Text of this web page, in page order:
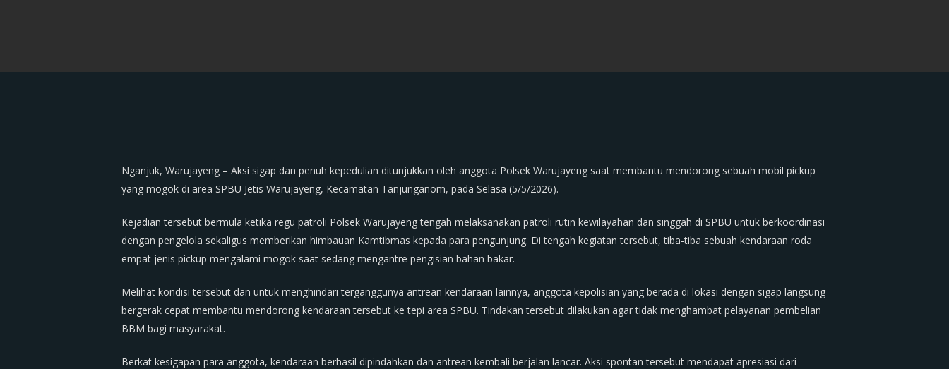
Nganjuk, Warujayeng – Aksi sigap dan penuh kepedulian ditunjukkan oleh anggota Polsek Warujayeng saat membantu mendorong sebuah mobil pickup
yang mogok di area SPBU Jetis Warujayeng, Kecamatan Tanjunganom, pada Selasa (5/5/2026).
Kejadian tersebut bermula ketika regu patroli Polsek Warujayeng tengah melaksanakan patroli rutin kewilayahan dan singgah di SPBU untuk berkoordinasi
dengan pengelola sekaligus memberikan himbauan Kamtibmas kepada para pengunjung. Di tengah kegiatan tersebut, tiba-tiba sebuah kendaraan roda
empat jenis pickup mengalami mogok saat sedang mengantre pengisian bahan bakar.
Melihat kondisi tersebut dan untuk menghindari terganggunya antrean kendaraan lainnya, anggota kepolisian yang berada di lokasi dengan sigap langsung
bergerak cepat membantu mendorong kendaraan tersebut ke tepi area SPBU. Tindakan tersebut dilakukan agar tidak menghambat pelayanan pembelian
BBM bagi masyarakat.
Berkat kesigapan para anggota, kendaraan berhasil dipindahkan dan antrean kembali berjalan lancar. Aksi spontan tersebut mendapat apresiasi dari